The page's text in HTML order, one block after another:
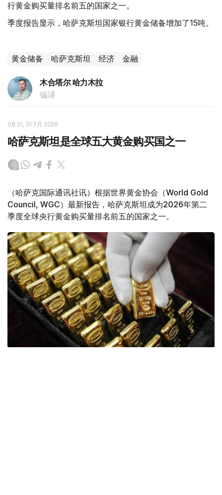
行黄金购买量排名前五的国家之一。
季度报告显示，哈萨克斯坦国家银行黄金储备增加了15吨。
黄金储备 哈萨克斯坦 经济 金融
木合塔尔 哈力木拉
编译
08:31, 31 7月 2026
哈萨克斯坦是全球五大黄金购买国之一
（哈萨克国际通讯社讯）根据世界黄金协会（World Gold
Council, WGC）最新报告，哈萨克斯坦成为2026年第二
季度全球央行黄金购买量排名前五的国家之一。